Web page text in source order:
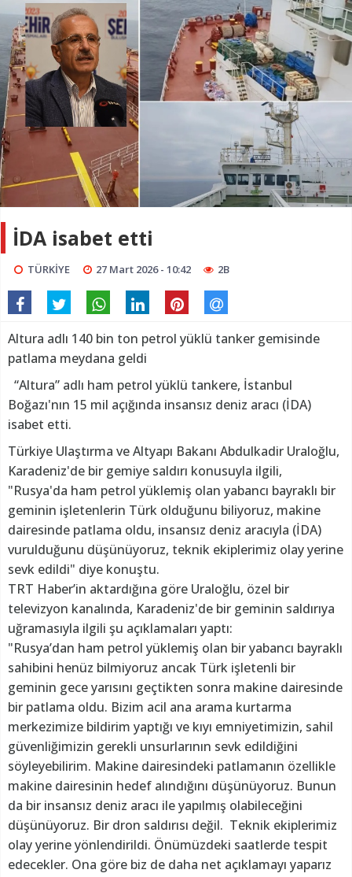
İDA isabet etti
TÜRKİYE 27 Mart 2026 - 10:42 2B
Altura adlı 140 bin ton petrol yüklü tanker gemisinde
patlama meydana geldi
“Altura” adlı ham petrol yüklü tankere, İstanbul
Boğazı'nın 15 mil açığında insansız deniz aracı (İDA)
isabet etti.
Türkiye Ulaştırma ve Altyapı Bakanı Abdulkadir Uraloğlu,
Karadeniz'de bir gemiye saldırı konusuyla ilgili,
"Rusya'da ham petrol yüklemiş olan yabancı bayraklı bir
geminin işletenlerin Türk olduğunu biliyoruz, makine
dairesinde patlama oldu, insansız deniz aracıyla (İDA)
vurulduğunu düşünüyoruz, teknik ekiplerimiz olay yerine
sevk edildi" diye konuştu.
TRT Haber’in aktardığına göre Uraloğlu, özel bir
televizyon kanalında, Karadeniz'de bir geminin saldırıya
uğramasıyla ilgili şu açıklamaları yaptı:
"Rusya’dan ham petrol yüklemiş olan bir yabancı bayraklı
sahibini henüz bilmiyoruz ancak Türk işletenli bir
geminin gece yarısını geçtikten sonra makine dairesinde
bir patlama oldu. Bizim acil ana arama kurtarma
merkezimize bildirim yaptığı ve kıyı emniyetimizin, sahil
güvenliğimizin gerekli unsurlarının sevk edildiğini
söyleyebilirim. Makine dairesindeki patlamanın özellikle
makine dairesinin hedef alındığını düşünüyoruz. Bunun
da bir insansız deniz aracı ile yapılmış olabileceğini
düşünüyoruz. Bir dron saldırısı değil. Teknik ekiplerimiz
olay yerine yönlendirildi. Önümüzdeki saatlerde tespit
edecekler. Ona göre biz de daha net açıklamayı yaparız